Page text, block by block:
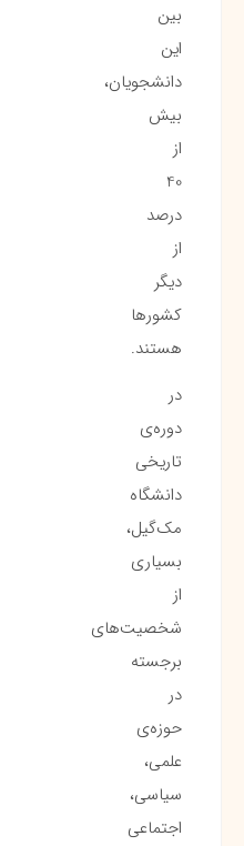
بین
این
دانشجویان،
بیش
از
40
درصد
از
دیگر
کشورها
هستند.
در
دوره‌ی
تاریخی
دانشگاه
مک‌گیل،
بسیاری
از
شخصیت‌های
برجسته
در
حوزه‌ی
علمی،
سیاسی،
اجتماعی